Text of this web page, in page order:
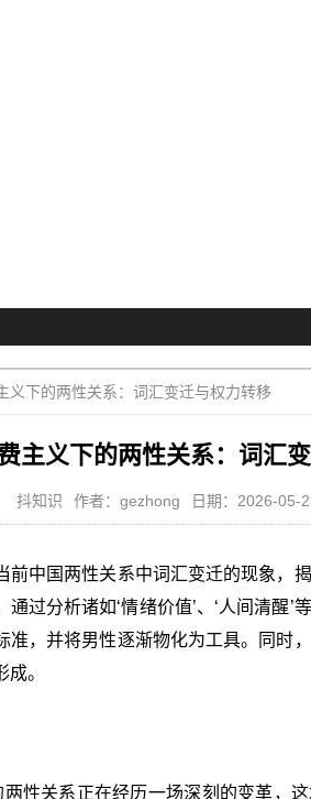
义下的两性关系：词汇变迁与权力转移
主义下的两性关系：词汇
抖知识 作者：gezhong 日期：2026-05-
前中国两性关系中词汇变迁的现象，
通过分析诸如‘情绪价值’、‘人间清醒
准，并将男性逐渐物化为工具。同时
。
性关系正在经历一场深刻的变革，